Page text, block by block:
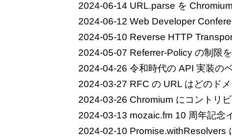
2024-06-14 URL.parse を
2024-06-12 Web Developer
2024-05-10 Reverse HTTP
2024-05-07 Referrer-Policy の制限
2024-04-26 令和時代の API 実装の
2024-03-27 RFC の URL はどのド
2024-03-26 Chromium にコントリ
2024-03-13 mozaic.fm 10 周年記念
2024-02-10 Promise.withResolvers